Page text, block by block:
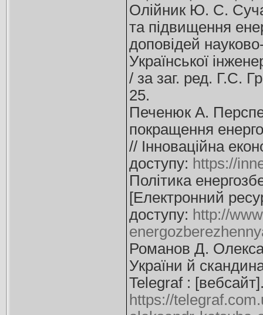
Олійник Ю. С.
та підвищення
доповідей
Української
/ за заг. ред. Г.С.
25.
Печенюк А.
покращення
// Інноваційна
доступу: https://
Політика
[Електронний
доступу: http://
Романов Д.
України й
Telegraf :
https://